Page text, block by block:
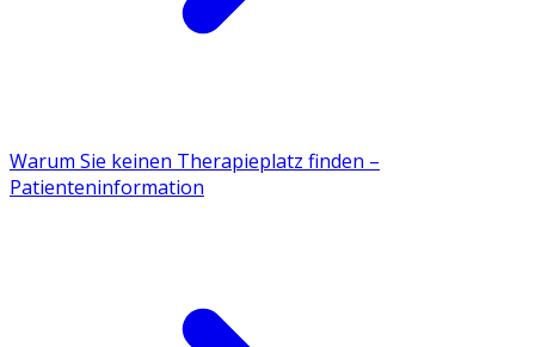
Warum Sie keinen Therapieplatz finden –
Patienteninformation